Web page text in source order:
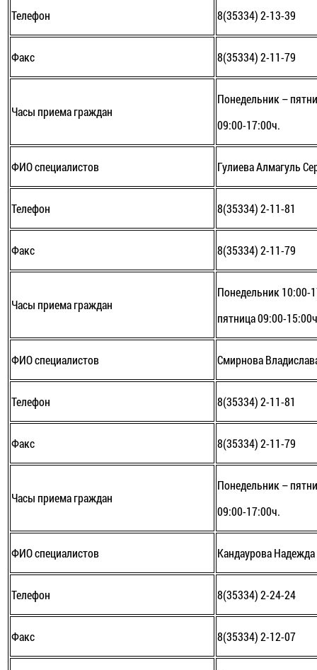
Телефон 8(35334) 2-13-39
Факс 8(35334) 2-11-79
Часы приема граждан
Понедельник –
09:00-17:00ч.
ФИО специалистов Гулиева Алмагуль
Телефон 8(35334) 2-11-81
Факс 8(35334) 2-11-79
Часы приема граждан
Понедельник 10:00-
пятница 09:00-
ФИО специалистов Смирнова
Телефон 8(35334) 2-11-81
Факс 8(35334) 2-11-79
Часы приема граждан
Понедельник –
09:00-17:00ч.
ФИО специалистов Кандаурова
Телефон 8(35334) 2-24-24
Факс 8(35334) 2-12-07